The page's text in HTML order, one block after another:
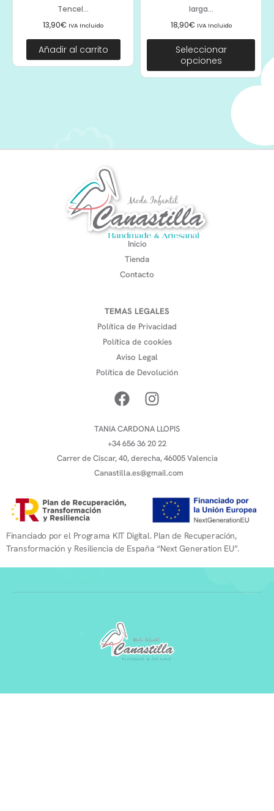
Tencel...
13,90€ IVA Incluido
Añadir al carrito
larga...
18,90€ IVA Incluido
Seleccionar
opciones
Inicio
Tienda
Contacto
TEMAS LEGALES
Política de Privacidad
Política de cookies
Aviso Legal
Política de Devolución
TANIA CARDONA LLOPIS
+34 656 36 20 22
Carrer de Ciscar, 40, derecha, 46005 Valencia
Canastilla.es@gmail.com
Financiado por el Programa KIT Digital. Plan de Recuperación,
Transformación y Resiliencia de España “Next Generation EU”.